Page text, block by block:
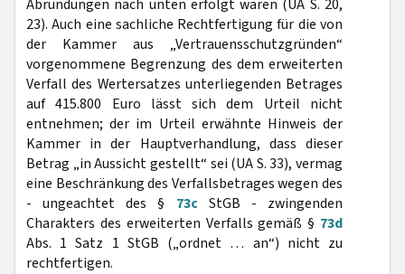
Abrundungen nach unten erfolgt waren (UA S. 20,
23). Auch eine sachliche Rechtfertigung für die von
der Kammer aus „Vertrauensschutzgründen“
vorgenommene Begrenzung des dem erweiterten
Verfall des Wertersatzes unterliegenden Betrages
auf 415.800 Euro lässt sich dem Urteil nicht
entnehmen; der im Urteil erwähnte Hinweis der
Kammer in der Hauptverhandlung, dass dieser
Betrag „in Aussicht gestellt“ sei (UA S. 33), vermag
eine Beschränkung des Verfallsbetrages wegen des
- ungeachtet des § 73cStGB - zwingenden
Charakters des erweiterten Verfalls gemäß § 73d
Abs. 1 Satz 1 StGB („ordnet … an“) nicht zu
rechtfertigen.